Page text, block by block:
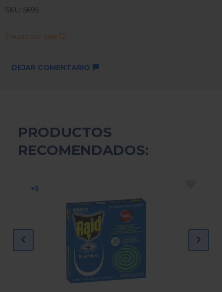
SKU: 5695
Piezas por caja 12
DEJAR COMENTARIO
PRODUCTOS
RECOMENDADOS: